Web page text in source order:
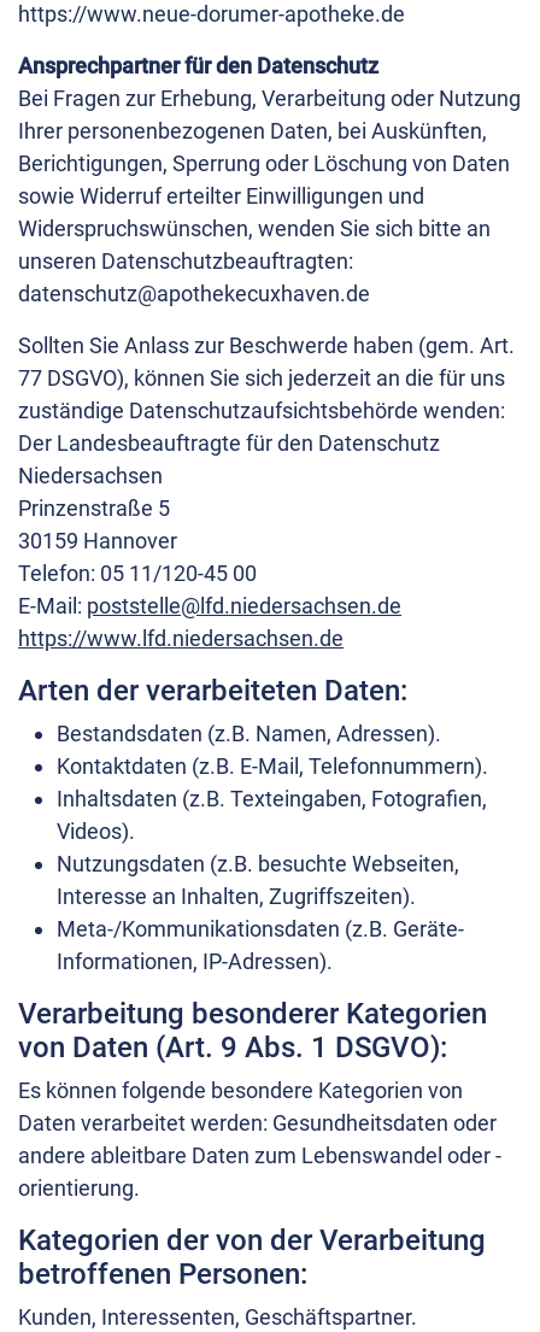
https://www.neue-dorumer-apotheke.de
Ansprechpartner für den Datenschutz
Bei Fragen zur Erhebung, Verarbeitung oder Nutzung
Ihrer personenbezogenen Daten, bei Auskünften,
Berichtigungen, Sperrung oder Löschung von Daten
sowie Widerruf erteilter Einwilligungen und
Widerspruchswünschen, wenden Sie sich bitte an
unseren Datenschutzbeauftragten:
datenschutz@apothekecuxhaven.de
Sollten Sie Anlass zur Beschwerde haben (gem. Art.
77 DSGVO), können Sie sich jederzeit an die für uns
zuständige Datenschutzaufsichtsbehörde wenden:
Der Landesbeauftragte für den Datenschutz
Niedersachsen
Prinzenstraße 5
30159 Hannover
Telefon: 05 11/120-45 00
E-Mail: poststelle@lfd.niedersachsen.de
https://www.lfd.niedersachsen.de
Arten der verarbeiteten Daten:
Bestandsdaten (z.B. Namen, Adressen).
Kontaktdaten (z.B. E-Mail, Telefonnummern).
Inhaltsdaten (z.B. Texteingaben, Fotografien,
Videos).
Nutzungsdaten (z.B. besuchte Webseiten,
Interesse an Inhalten, Zugriffszeiten).
Meta-/Kommunikationsdaten (z.B. Geräte-
Informationen, IP-Adressen).
Verarbeitung besonderer Kategorien
von Daten (Art. 9 Abs. 1 DSGVO):
Es können folgende besondere Kategorien von
Daten verarbeitet werden: Gesundheitsdaten oder
andere ableitbare Daten zum Lebenswandel oder -
orientierung.
Kategorien der von der Verarbeitung
betroffenen Personen:
Kunden, Interessenten, Geschäftspartner.